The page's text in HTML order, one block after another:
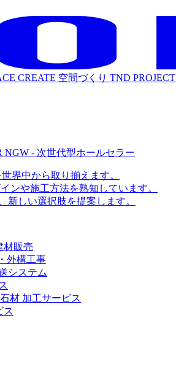
CREATE 空間づくり TND PROJECT
NGW - 次世代型ホールセラー
界中から取り揃えます。
ンや施工方法を熟知しています。
新しい選択肢を提案します。
材販売
外構工事
システム
材 加工サービス
ス